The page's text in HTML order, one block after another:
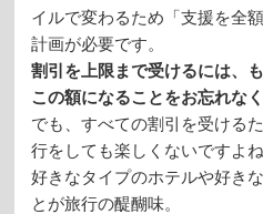
イルで変わるため「支援を全
計画が必要です。
割引を上限まで受けるには、
この額になることをお忘れなく
でも、すべての割引を受ける
行をしても楽しくないですよ
好きなタイプのホテルや好き
とが旅行の醍醐味。